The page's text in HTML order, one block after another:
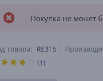
Покупка не может
товара: RE315
(1)